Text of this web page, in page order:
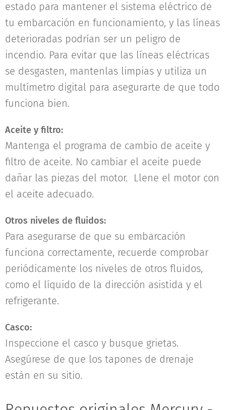
estado para mantener el sistema eléctrico de
tu embarcación en funcionamiento, y las líneas
deterioradas podrían ser un peligro de
incendio. Para evitar que las líneas eléctricas
se desgasten, mantenlas limpias y utiliza un
multímetro digital para asegurarte de que todo
funciona bien.
Aceite y filtro:
Mantenga el programa de cambio de aceite y
filtro de aceite. No cambiar el aceite puede
dañar las piezas del motor. Llene el motor con
el aceite adecuado.
Otros niveles de fluidos:
Para asegurarse de que su embarcación
funciona correctamente, recuerde comprobar
periódicamente los niveles de otros fluidos,
como el líquido de la dirección asistida y el
refrigerante.
Casco:
Inspeccione el casco y busque grietas.
Asegúrese de que los tapones de drenaje
están en su sitio.